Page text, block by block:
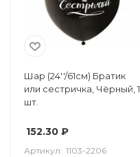
Шар (24''/61см) Братик
или сестричка, Чёрный, 1
шт.
152.30 ₽
Артикул: 1103-2206